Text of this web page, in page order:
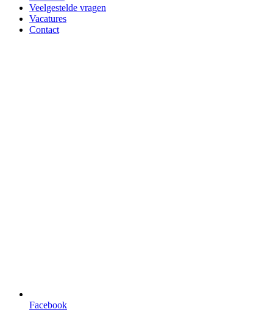
Veelgestelde vragen
Vacatures
Contact
Facebook